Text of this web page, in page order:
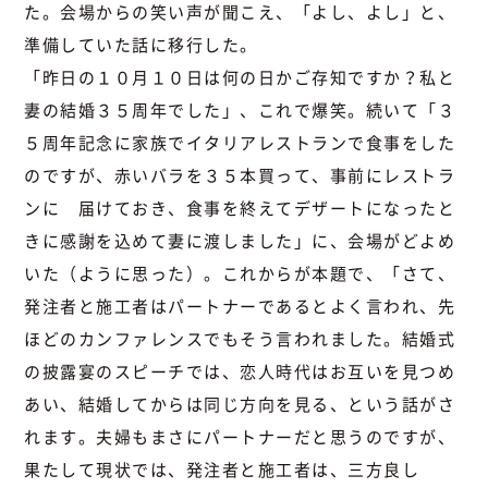
た。会場からの笑い声が聞こえ、「よし、よし」と、
準備していた話に移行した。
「昨日の１０月１０日は何の日かご存知ですか？私と
妻の結婚３５周年でした」、これで爆笑。続いて「３
５周年記念に家族でイタリアレストランで食事をした
のですが、赤いバラを３５本買って、事前にレストラ
ンに 届けておき、食事を終えてデザートになったと
きに感謝を込めて妻に渡しました」に、会場がどよめ
いた（ように思った）。これからが本題で、「さて、
発注者と施工者はパートナーであるとよく言われ、先
ほどのカンファレンスでもそう言われました。結婚式
の披露宴のスピーチでは、恋人時代はお互いを見つめ
あい、結婚してからは同じ方向を見る、という話がさ
れます。夫婦もまさにパートナーだと思うのですが、
果たして現状では、発注者と施工者は、三方良し